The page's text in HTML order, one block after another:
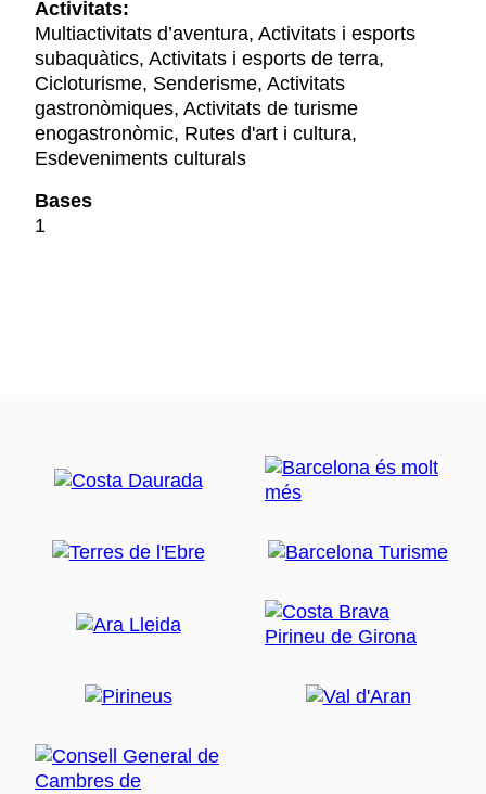
Activitats:
Multiactivitats d’aventura, Activitats i esports
subaquàtics, Activitats i esports de terra,
Cicloturisme, Senderisme, Activitats
gastronòmiques, Activitats de turisme
enogastronòmic, Rutes d'art i cultura,
Esdeveniments culturals
Bases
1